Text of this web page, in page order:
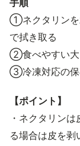
手順
①ネクタリンを
で拭き取る
②食べやすい大
③冷凍対応の保
【ポイント】
・ネクタリン
る場合は皮を剥